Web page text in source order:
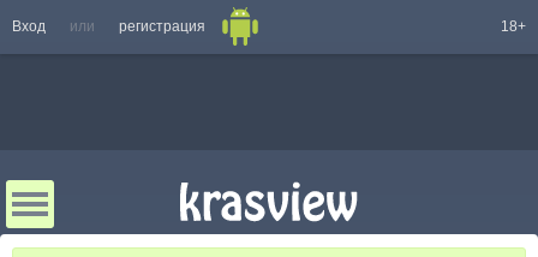
Вход или регистрация 18+